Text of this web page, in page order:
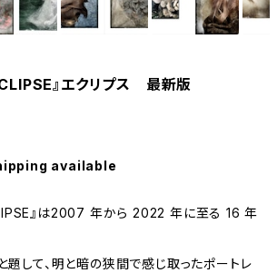
』エクリプス 最新版
available
』は2007 年から 2022 年に至る 16 年
題して、明と暗の狭間で感じ取ったポートレ